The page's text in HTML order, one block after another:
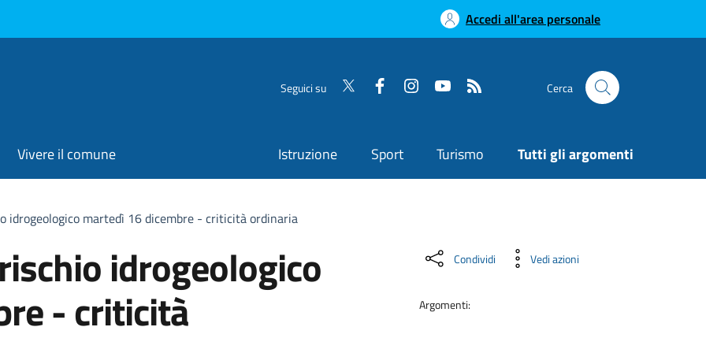
Accedi all'area personale
Seguici su Cerca
Vivere il comune Istruzione Sport Turismo Tutti gli argomenti
idrogeologico martedì 16 dicembre - criticità ordinaria
idrogeologico
- criticità
Condividi Vedi azioni
Argomenti: